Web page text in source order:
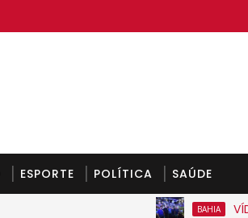
ESPORTE POLÍTICA SAÚDE
BAHIA VÍDEO: